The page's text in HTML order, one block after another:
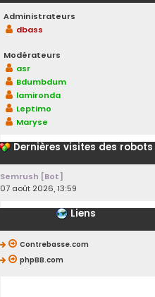
Administrateurs
dbass
Modérateurs
asr
Bdumbdum
lamironda
Leptimo
Maryse
Dernières visites des robots
Semrush [Bot]
07 août 2026, 13:59
Liens
Contrebasse.com
phpBB.com